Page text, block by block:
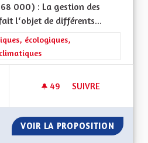
000) : La gestion des
l‘objet de différents...
catégorie : Les transitions
écologiques,
49 49 ABONNÉS
SUIVRE
VOIR LA PROPOSITION BEBBI